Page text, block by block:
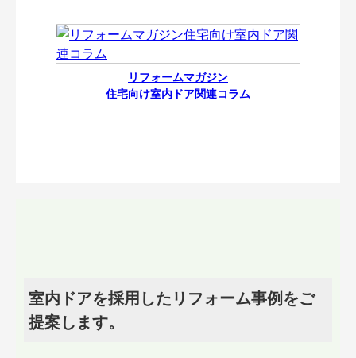
リフォームマガジン
住宅向け室内ドア関連コラム
室内ドアを採用したリフォーム事例をご
提案します。